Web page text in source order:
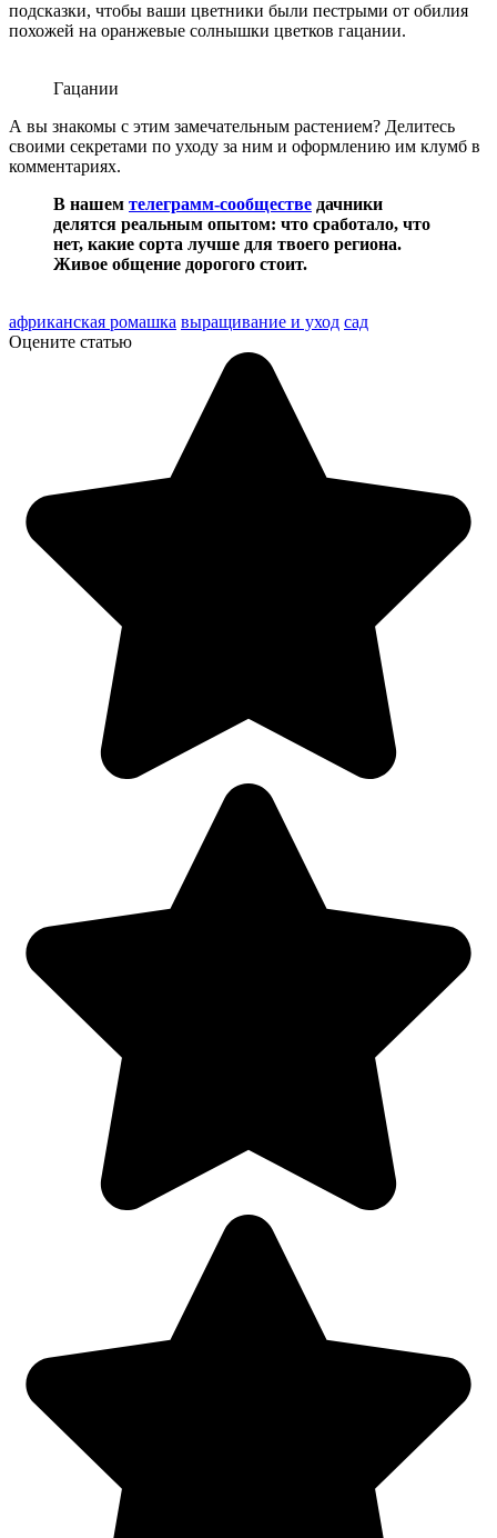
подсказки, чтобы ваши цветники были пестрыми от обилия
похожей на оранжевые солнышки цветков гацании.
Гацании
А вы знакомы с этим замечательным растением? Делитесь
своими секретами по уходу за ним и оформлению им клумб в
комментариях.
В нашем телеграмм-сообществе дачники
делятся реальным опытом: что сработало, что
нет, какие сорта лучше для твоего региона.
Живое общение дорогого стоит.
африканская ромашка выращивание и уход сад
Оцените статью